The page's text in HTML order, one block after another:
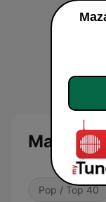
Pop / Top 40